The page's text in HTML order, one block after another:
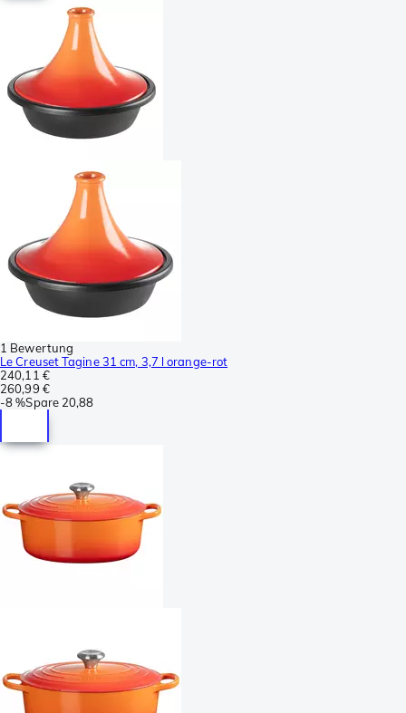
1 Bewertung
Le Creuset Tagine 31 cm, 3,7 l orange-rot
240,11 €
260,99 €
-8 %Spare 20,88